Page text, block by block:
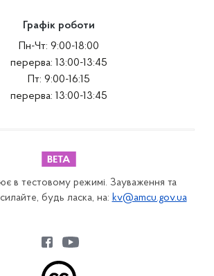
Графік роботи
Пн-Чт: 9:00-18:00
перерва: 13:00-13:45
Пт: 9:00-16:15
перерва: 13:00-13:45
в тестовому режимі. Зауваження та
будь ласка, на: kv@amcu.gov.ua